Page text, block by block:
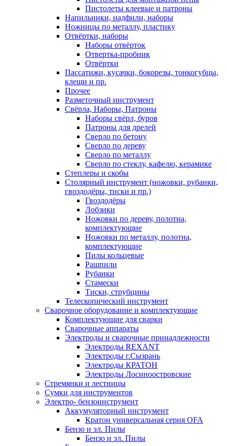
Пистолеты клеевые и патроны
Напильники, надфили, наборы
Ножницы по металлу, пластику
Отвёртки, наборы
Наборы отвёрток
Отвертка-пробник
Отвёртки
Пассатижи, кусачки, бокорезы, тонкогубцы,
клещи и пр.
Прочее
Разметочный инструмент
Свёрла, Наборы, Патроны
Наборы свёрл, буров
Патроны для дрелей
Сверло по бетону
Сверло по дереву
Сверло по металлу
Сверло по стеклу, кафелю, керамике
Степлеры и скобы
Столярный инструмент (ножовки, рубанки,
гвоздодёры, тиски и пр.)
Гвоздодёры
Лобзики
Ножовки по дереву, полотна,
комплектующие
Ножовки по металлу, полотна,
комплектующие
Пилы кольцевые
Рашпили
Рубанки
Стамески
Тиски, струбцины
Телескопический инструмент
Сварочное оборудование и комплектующие
Комплектующие для сварки
Сварочные аппараты
Электроды и сварочные принадлежности
Электроды REXANT
Электроды г.Сызрань
Электроды КРАТОН
Электроды Лосиноостровские
Стремянки и лестницы
Сумки для инструментов
Электро- бензоинструмент
Аккумуляторный инструмент
Кратон универсальная серия OFA
Бензо и эл. Пилы
Бензо и эл. Пилы